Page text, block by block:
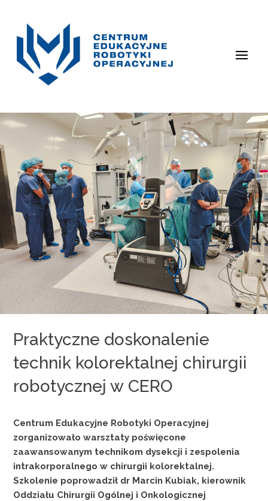
Praktyczne doskonalenie
technik kolorektalnej chirurgii
robotycznej w CERO
Centrum Edukacyjne Robotyki Operacyjnej
zorganizowało warsztaty poświęcone
zaawansowanym technikom dysekcji i zespolenia
intrakorporalnego w chirurgii kolorektalnej.
Szkolenie poprowadził dr Marcin Kubiak, kierownik
Oddziału Chirurgii Ogólnej i Onkologicznej